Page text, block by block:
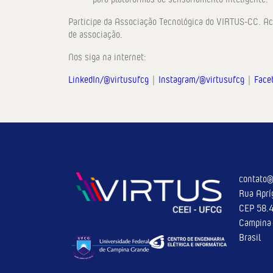
Participe da Associação Tecnológica do VIRTUS-CC.
de associação.
Nos siga na internet:
LinkedIn/@virtusufcg | Instagram/@virtusufcg |
Rua
CEP
Brasil